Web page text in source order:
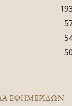
ΕΦΗΜΕΡΊΔΩΝ